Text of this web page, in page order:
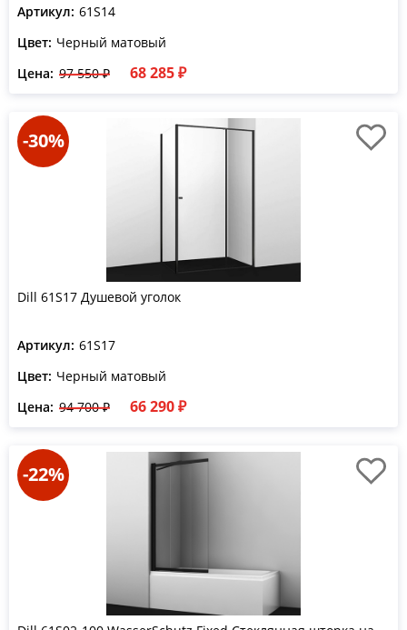
Артикул: 61S14
Цвет: Черный матовый
Цена: 97 550 ₽ 68 285 ₽
-30%
Dill 61S17 Душевой уголок
Артикул: 61S17
Цвет: Черный матовый
Цена: 94 700 ₽ 66 290 ₽
-22%